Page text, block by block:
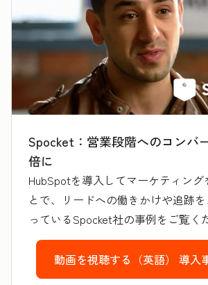
Spocket：営業段階へのコンバ
倍に
HubSpotを導入してマーケティング
とで、リードへの働きかけや追跡
っているSpocket社の事例をご覧く
動画を視聴する（英語） 導入